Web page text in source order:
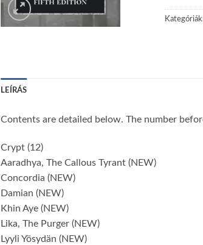
LEÍRÁS
Contents are detailed below. The number
Crypt (12)
Aaradhya, The Callous Tyrant (NEW)
Concordia (NEW)
Damian (NEW)
Khin Aye (NEW)
Lika, The Purger (NEW)
Lyyli Yösydän (NEW)